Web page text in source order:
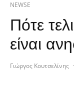
NEWSE
Πότε
είναι
Γιώργος Κουτσελίνης ·